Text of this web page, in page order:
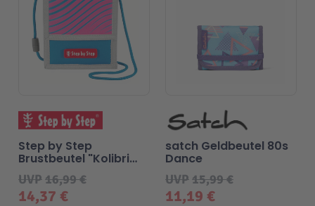
14,37 €
UVP16,99 €
Step by Step
Brustbeutel "Kolibri
Kaja"
11,19 €
UVP15,99 €
satch Geldbeutel 80s
Dance